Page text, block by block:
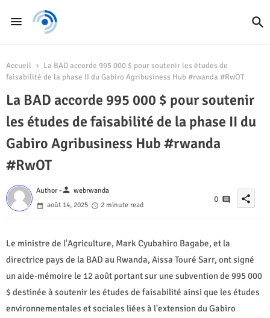
Accueil
La BAD accorde 995 000 $ pour soutenir les études de
faisabilité de la phase II du Gabiro Agribusiness Hub #rwanda #RwOT
La BAD accorde 995 000 $ pour soutenir
les études de faisabilité de la phase II du
Gabiro Agribusiness Hub #rwanda
#RwOT
Author -person webrwanda
août 14, 2025
2 minute read
0 share
Le ministre de l'Agriculture, Mark Cyubahiro Bagabe, et la
directrice pays de la BAD au Rwanda, Aissa Touré Sarr, ont signé
un aide-mémoire le 12 août portant sur une subvention de 995 000
$ destinée à soutenir les études de faisabilité ainsi que les études
environnementales et sociales liées à l'extension du Gabiro